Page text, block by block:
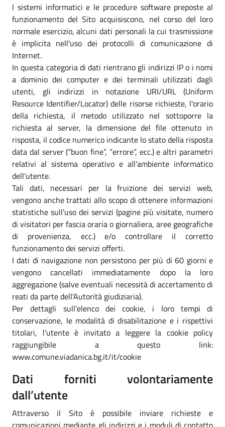
I sistemi informatici e le procedure software preposte al
funzionamento del Sito acquisiscono, nel corso del loro
normale esercizio, alcuni dati personali la cui trasmissione
è implicita nell'uso dei protocolli di comunicazione di
Internet.
In questa categoria di dati rientrano gli indirizzi IP o i nomi
a dominio dei computer e dei terminali utilizzati dagli
utenti, gli indirizzi in notazione URI/URL (Uniform
Resource Identifier/Locator) delle risorse richieste, l'orario
della richiesta, il metodo utilizzato nel sottoporre la
richiesta al server, la dimensione del file ottenuto in
risposta, il codice numerico indicante lo stato della risposta
data dal server (“buon fine”, “errore”, ecc.) e altri parametri
relativi al sistema operativo e all'ambiente informatico
dell'utente.
Tali dati, necessari per la fruizione dei servizi web,
vengono anche trattati allo scopo di ottenere informazioni
statistiche sull'uso dei servizi (pagine più visitate, numero
di visitatori per fascia oraria o giornaliera, aree geografiche
di provenienza, ecc.) e/o controllare il corretto
funzionamento dei servizi offerti.
I dati di navigazione non persistono per più di 60 giorni e
vengono cancellati immediatamente dopo la loro
aggregazione (salve eventuali necessità di accertamento di
reati da parte dell'Autorità giudiziaria).
Per dettagli sull’elenco dei cookie, i loro tempi di
conservazione, le modalità di disabilitazione e i rispettivi
titolari, l’utente è invitato a leggere la cookie policy
raggiungibile a questo link:
www.comune.viadanica.bg.it/it/cookie
Dati forniti volontariamente
dall’utente
Attraverso il Sito è possibile inviare richieste e